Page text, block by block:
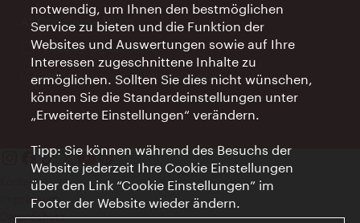
AI Concierge Wien
Ort:
concierge.wien.info
Öffnungszeiten:
Informationen rund um die Uhr
Kontakt
Impressum
Datenschutz
notwendig, um Ihnen den bestmöglichen
Service zu bieten und die Funktion der
Websites und Auswertungen sowie auf Ihre
Interessen zugeschnittene Inhalte zu
ermöglichen. Sollten Sie dies nicht wünschen,
können Sie die Standardeinstellungen unter
„Erweiterte Einstellungen“ verändern.
Tipp: Sie können während des Besuchs der
Website jederzeit Ihre Cookie Einstellungen
über den Link “Cookie Einstellungen” im
Footer der Website wieder ändern.